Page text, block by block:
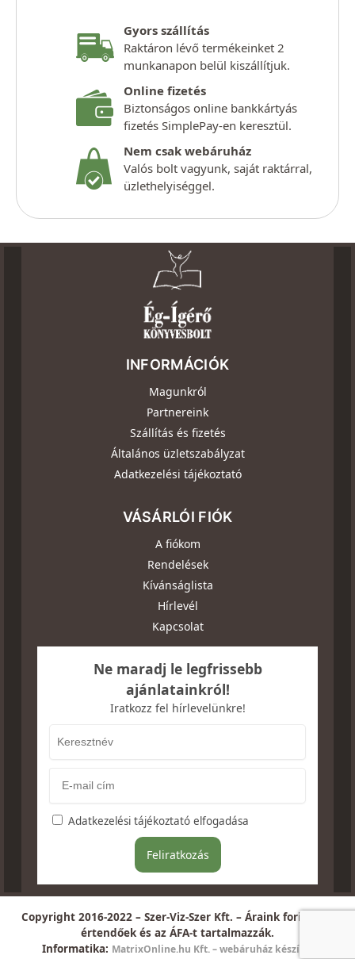
Gyors szállítás
Raktáron lévő termékeinket 2
munkanapon belül kiszállítjuk.
Online fizetés
Biztonságos online bankkártyás
fizetés SimplePay-en keresztül.
Nem csak webáruház
Valós bolt vagyunk, saját raktárral,
üzlethelyiséggel.
INFORMÁCIÓK
Magunkról
Partnereink
Szállítás és fizetés
Általános üzletszabályzat
Adatkezelési tájékoztató
VÁSÁRLÓI FIÓK
A fiókom
Rendelések
Kívánságlista
Hírlevél
Kapcsolat
Ne maradj le legfrissebb
ajánlatainkról!
Iratkozz fel hírlevelünkre!
Adatkezelési tájékoztató elfogadása
Copyright 2016-2022 – Szer-Viz-Szer Kft. – Áraink forintban
értendőek és az ÁFA-t tartalmazzák.
Informatika: MatrixOnline.hu Kft. – webáruház készítés